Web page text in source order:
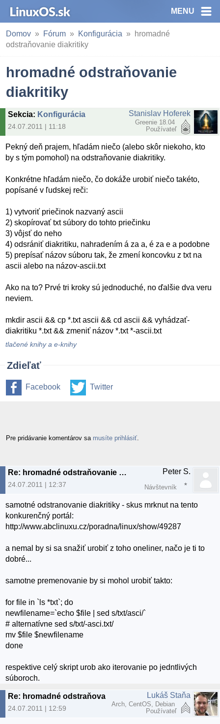
MENU
Domov Fórum Konfigurácia
hromadné
odstraňovanie diakritiky
hromadné odstraňovanie
diakritiky
Sekcia: Konfigurácia
24.07.2011 | 11:18
Stanislav Hoferek
Greenie 18.04
Používateľ
Pekný deň prajem, hľadám niečo (alebo skôr niekoho, kto
by s tým pomohol) na odstraňovanie diakritiky.
Konkrétne hľadám niečo, čo dokáže urobiť niečo takéto,
popísané v ľudskej reči:
1) vytvoriť priečinok nazvaný ascii
2) skopírovať txt súbory do tohto priečinku
3) vôjsť do neho
4) odsrániť diakritiku, nahradením á za a, é za e a podobne
5) prepísať názov súboru tak, že zmení koncovku z txt na
ascii alebo na názov-ascii.txt
Ako na to? Prvé tri kroky sú jednoduché, no ďalšie dva veru
neviem.
mkdir ascii && cp *.txt ascii && cd ascii && vyhádzať-
diakritiku *.txt && zmeniť názov *.txt *-ascii.txt
tlačené knihy a e-knihy
Zdieľať
Facebook Twitter
Pre pridávanie komentárov sa musíte prihlásiť
Re: hromadné odstraňovanie diakritiky
24.07.2011 | 12:37
Peter S.
Návštevník
samotné odstranovanie diakritiky - skus mrknut na tento
konkurenčný portál:
http://www.abclinuxu.cz/poradna/linux/show/49287
a nemal by si sa snažiť urobiť z toho oneliner, načo je ti to
dobré...
samotne premenovanie by si mohol urobiť takto:
for file in `ls *txt`; do
newfilename=`echo $file | sed s/txt/asci/`
# alternatívne sed s/txt/-asci.txt/
mv $file $newfilename
done
respektive celý skript urob ako iterovanie po jedntlivých
súboroch.
24.07.2011 | 12:59
Lukáš Staňa
Arch, CentOS, Debian
Používateľ